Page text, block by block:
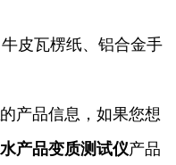
皮瓦楞纸、铝合金手
的产品信息，如果您想
产品变质测试仪产品